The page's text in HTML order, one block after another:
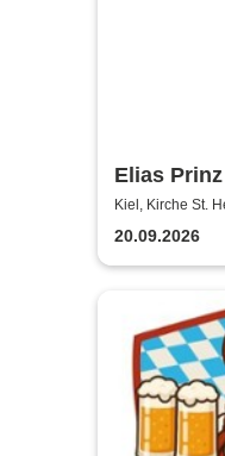
Elias
in Kiel
Kiel, Kirche St.
20.09.2026